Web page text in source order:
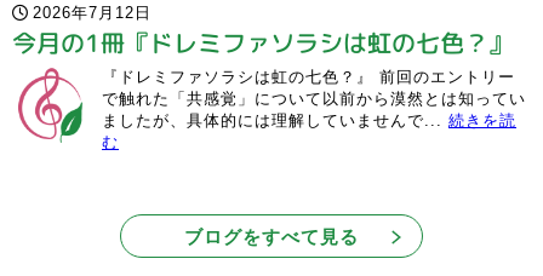
2026年7月12日
今月の1冊『ドレミファソラシは虹の七色？』
『ドレミファソラシは虹の七色？』 前回のエントリー
で触れた「共感覚」について以前から漠然とは知ってい
ましたが、具体的には理解していませんで... 続きを読
む
ブログをすべて見る